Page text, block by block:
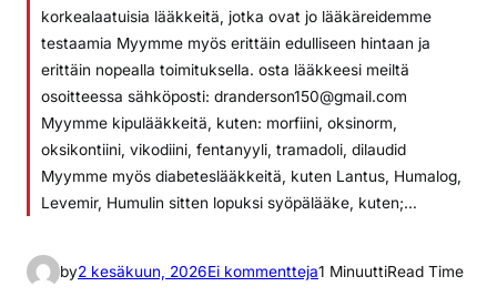
korkealaatuisia lääkkeitä, jotka ovat jo lääkäreidemme
testaamia Myymme myös erittäin edulliseen hintaan ja
erittäin nopealla toimituksella. osta lääkkeesi meiltä
osoitteessa sähköposti: dranderson150@gmail.com
Myymme kipulääkkeitä, kuten: morfiini, oksinorm,
oksikontiini, vikodiini, fentanyyli, tramadoli, dilaudid
Myymme myös diabeteslääkkeitä, kuten Lantus, Humalog,
Levemir, Humulin sitten lopuksi syöpälääke, kuten;…
by2 kesäkuun, 2026Ei kommenttejaa
1 MinuuttiRead Time